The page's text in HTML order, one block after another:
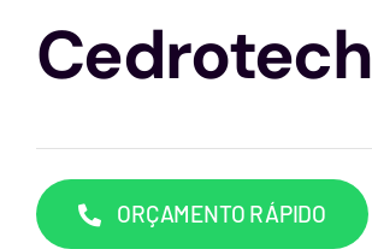
Contato
Cedrotech
ORÇAMENTO RÁPIDO